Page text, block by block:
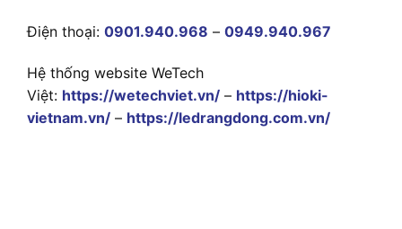
Điện thoại: 0901.940.968 – 0949.940.967
Hệ thống website WeTech
Việt: https://wetechviet.vn/ – https://hioki-
vietnam.vn/ – https://ledrangdong.com.vn/